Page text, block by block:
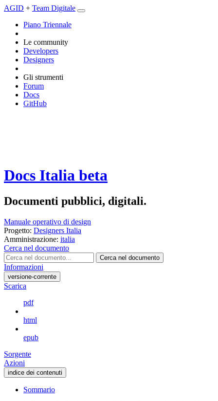
AGID + Team Digitale
Piano Triennale
Le community
Developers
Designers
Gli strumenti
Forum
Docs
GitHub
Docs Italia beta
Documenti pubblici, digitali.
Manuale operativo di design
Progetto: Designers Italia
Amministrazione: italia
Cerca nel documento
Cerca nel documento
Informazioni
versione-corrente
Scarica
pdf
html
epub
Sorgente
Azioni
indice dei contenuti
Sommario